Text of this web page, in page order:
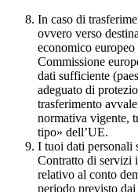
In caso di
ovvero verso
economico
Commissione
dati sufficiente
adeguato di
trasferimento
normativa vigente,
tipo» dell’UE.
I tuoi dati personali
Contratto di servizi
relativo al conto
periodo previsto